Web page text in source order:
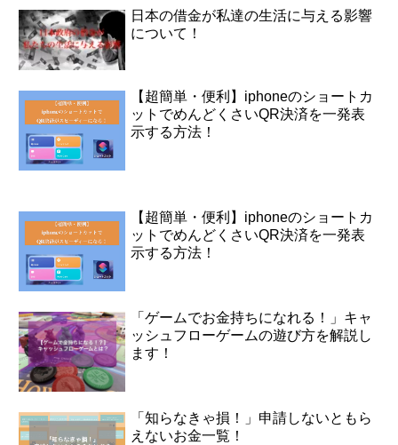
日本の借金が私達の生活に与える影響
について！
【超簡単・便利】iphoneのショートカ
ットでめんどくさいQR決済を一発表
示する方法！
【超簡単・便利】iphoneのショートカ
ットでめんどくさいQR決済を一発表
示する方法！
「ゲームでお金持ちになれる！」キャ
ッシュフローゲームの遊び方を解説し
ます！
「知らなきゃ損！」申請しないともら
えないお金一覧！